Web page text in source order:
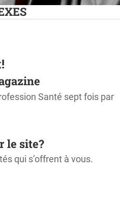
Santé sept fois par
le site?
qui s’offrent à vous.